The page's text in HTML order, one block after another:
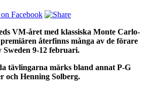
VM-året med klassiska Monte Carlo-
återfinns många av de förare
9-12 februari.
tävlingarna märks bland annat P-G
och Henning Solberg.